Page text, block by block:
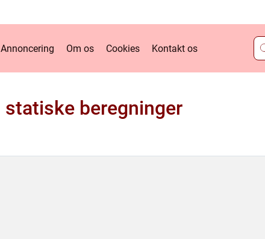
Annoncering Om os Cookies Kontakt os
statiske beregninger